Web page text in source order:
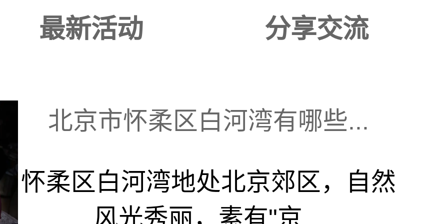
最新活动 分享交流
北京市怀柔区白河湾有哪些...
怀柔区白河湾地处北京郊区，自然
风光秀丽，素有"京...